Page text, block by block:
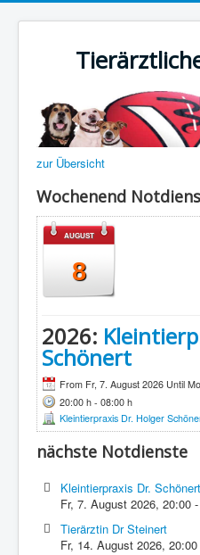
zur Übersicht
Wochenend
AUGUST
8
2026:
Schönert
From Fr, 7. August 2026 Until
20:00 h - 08:00 h
Kleintierpraxis Dr. Holger
nächste Notdienste
Kleintierpraxis Dr. Schönert
Fr, 7. August 2026,20:00 -
Tierärztin Dr Steinert
Fr, 14. August 2026,20:00